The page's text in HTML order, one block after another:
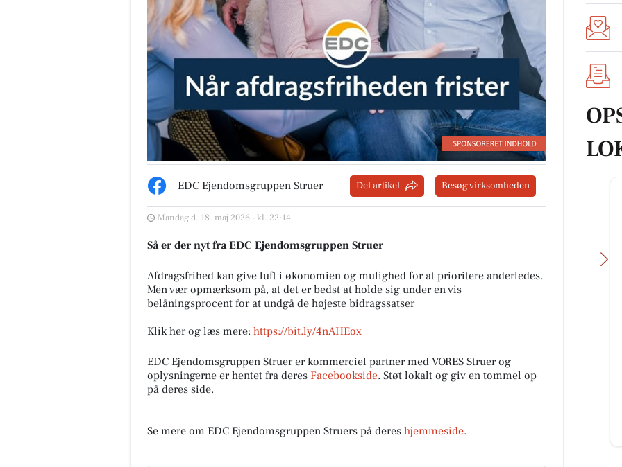
EDC Ejen­doms­grup­pen Struer Del artikel Besøg virksomheden
Mandag d. 18. maj 2026 - kl. 22:14
Så er der nyt fra EDC Ejen­doms­grup­pen Struer
Afdragsfrihed kan give luft i økonomien og mulighed for at prioritere anderledes.
Men vær opmærksom på, at det er bedst at holde sig under en vis
belåningsprocent for at undgå de højeste bidragssatser
Klik her og læs mere: https://bit.ly/4nAHEox
EDC Ejen­doms­grup­pen Struer er kommerciel partner med VORES Struer og
oplysningerne er hentet fra deres Facebookside. Støt lokalt og giv en tommel op
på deres side.
Se mere om EDC Ejen­doms­grup­pen Struers på deres hjemmeside.
Restaurant Mellow
Tjenere/serveringspersonale søges
til restaurant lige udenfor Lemvig
ved HotelVFjorden 🔍 📍...
Åbn opslaget Åbn opslaget